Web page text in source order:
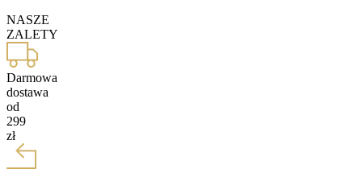
NASZE
ZALETY
Darmowa
dostawa
od
299
zł